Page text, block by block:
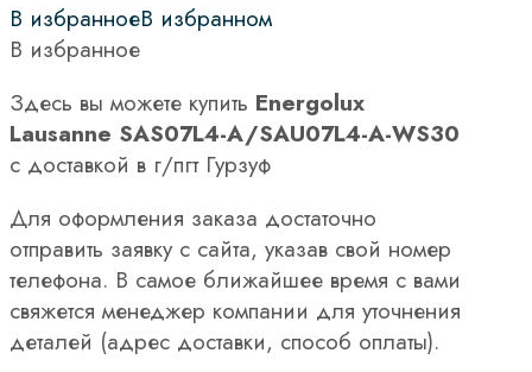
В избранноеВ избранном
В избранное
Здесь вы можете купить Energolux
Lausanne SAS07L4-A/SAU07L4-A-WS30
с доставкой в г/пгт Гурзуф
Для оформления заказа достаточно
отправить заявку с сайта, указав свой номер
телефона. В самое ближайшее время с вами
свяжется менеджер компании для уточнения
деталей (адрес доставки, способ оплаты).